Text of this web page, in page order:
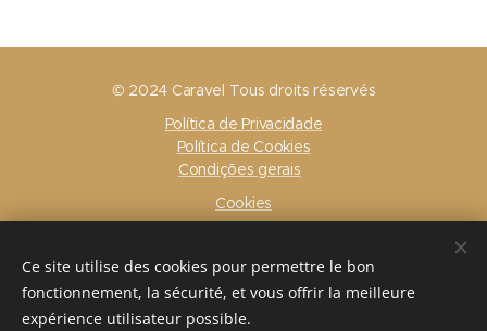
© 2024 Caravel Tous droits réservés
Política de Privacidade
Política de Cookies
Condições gerais
Cookies
Français
Nederlands English Português
Ce site utilise des cookies pour permettre le bon
fonctionnement, la sécurité, et vous offrir la meilleure
expérience utilisateur possible.